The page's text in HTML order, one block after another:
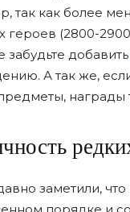
так как более
героев (2800-
забудьте добавить
А так же,
награды
заметили,